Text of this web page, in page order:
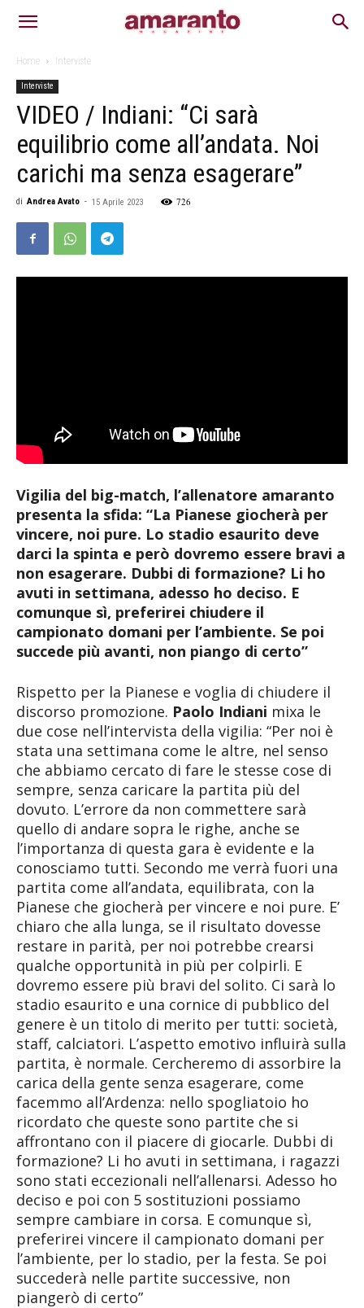
Home Interviste
Interviste
VIDEO / Indiani: “Ci sarà
equilibrio come all’andata. Noi
carichi ma senza esagerare”
di Andrea Avato - 15 Aprile 2023 726
Vigilia del big-match, l’allenatore amaranto
presenta la sfida: “La Pianese giocherà per
vincere, noi pure. Lo stadio esaurito deve
darci la spinta e però dovremo essere bravi a
non esagerare. Dubbi di formazione? Li ho
avuti in settimana, adesso ho deciso. E
comunque sì, preferirei chiudere il
campionato domani per l’ambiente. Se poi
succede più avanti, non piango di certo”
Rispetto per la Pianese e voglia di chiudere il
discorso promozione. Paolo Indiani mixa le
due cose nell’intervista della vigilia: “Per noi è
stata una settimana come le altre, nel senso
che abbiamo cercato di fare le stesse cose di
sempre, senza caricare la partita più del
dovuto. L’errore da non commettere sarà
quello di andare sopra le righe, anche se
l’importanza di questa gara è evidente e la
conosciamo tutti. Secondo me verrà fuori una
partita come all’andata, equilibrata, con la
Pianese che giocherà per vincere e noi pure. E’
chiaro che alla lunga, se il risultato dovesse
restare in parità, per noi potrebbe crearsi
qualche opportunità in più per colpirli. E
dovremo essere più bravi del solito. Ci sarà lo
stadio esaurito e una cornice di pubblico del
genere è un titolo di merito per tutti: società,
staff, calciatori. L’aspetto emotivo influirà sulla
partita, è normale. Cercheremo di assorbire la
carica della gente senza esagerare, come
facemmo all’Ardenza: nello spogliatoio ho
ricordato che queste sono partite che si
affrontano con il piacere di giocarle. Dubbi di
formazione? Li ho avuti in settimana, i ragazzi
sono stati eccezionali nell’allenarsi. Adesso ho
deciso e poi con 5 sostituzioni possiamo
sempre cambiare in corsa. E comunque sì,
preferirei vincere il campionato domani per
l’ambiente, per lo stadio, per la festa. Se poi
succederà nelle partite successive, non
piangerò di certo”